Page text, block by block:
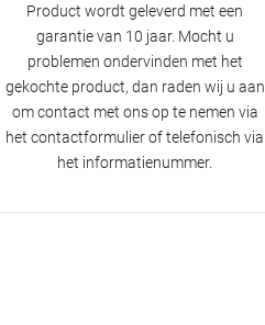
Product wordt geleverd met een
garantie van 10 jaar. Mocht u
problemen ondervinden met het
gekochte product, dan raden wij u aan
om contact met ons op te nemen via
het contactformulier of telefonisch via
het informatienummer.